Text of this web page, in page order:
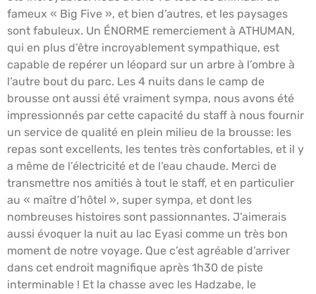
fameux « Big Five », et bien d’autres, et les paysages
sont fabuleux. Un ÉNORME remerciement à ATHUMAN,
qui en plus d’être incroyablement sympathique, est
capable de repérer un léopard sur un arbre à l’ombre à
l’autre bout du parc. Les 4 nuits dans le camp de
brousse ont aussi été vraiment sympa, nous avons été
impressionnés par cette capacité du staff à nous fournir
un service de qualité en plein milieu de la brousse: les
repas sont excellents, les tentes très confortables, et il y
a même de l’électricité et de l’eau chaude. Merci de
transmettre nos amitiés à tout le staff, et en particulier
au « maître d’hôtel », super sympa, et dont les
nombreuses histoires sont passionnantes. J’aimerais
aussi évoquer la nuit au lac Eyasi comme un très bon
moment de notre voyage. Que c’est agréable d’arriver
dans cet endroit magnifique après 1h30 de piste
interminable ! Et la chasse avec les Hadzabe, le